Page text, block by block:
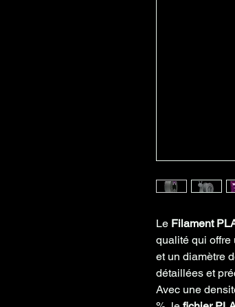
Le Filament
qualité qui offre
et un diamètre
détaillées et
Avec une